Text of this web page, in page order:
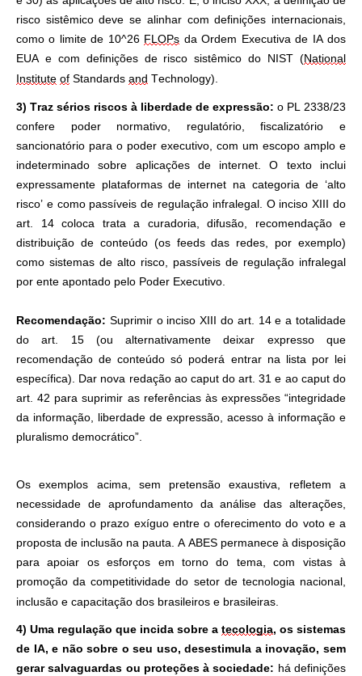
risco sistêmico deve se alinhar com definições internacionais,
como o limite de 10^26 FLOPs da Ordem Executiva de IA dos
EUA e com definições de risco sistêmico do NIST (National
Institute of Standards and Technology).
3) Traz sérios riscos à liberdade de expressão: o PL 2338/23
confere poder normativo, regulatório, fiscalizatório e
sancionatório para o poder executivo, com um escopo amplo e
indeterminado sobre aplicações de internet. O texto inclui
expressamente plataformas de internet na categoria de ‘alto
risco’ e como passíveis de regulação infralegal. O inciso XIII do
art. 14 coloca trata a curadoria, difusão, recomendação e
distribuição de conteúdo (os feeds das redes, por exemplo)
como sistemas de alto risco, passíveis de regulação infralegal
por ente apontado pelo Poder Executivo.
Recomendação: Suprimir o inciso XIII do art. 14 e a totalidade
do art. 15 (ou alternativamente deixar expresso que
recomendação de conteúdo só poderá entrar na lista por lei
específica). Dar nova redação ao caput do art. 31 e ao caput do
art. 42 para suprimir as referências às expressões “integridade
da informação, liberdade de expressão, acesso à informação e
pluralismo democrático”.
Os exemplos acima, sem pretensão exaustiva, refletem a
necessidade de aprofundamento da análise das alterações,
considerando o prazo exíguo entre o oferecimento do voto e a
proposta de inclusão na pauta. A ABES permanece à disposição
para apoiar os esforços em torno do tema, com vistas à
promoção da competitividade do setor de tecnologia nacional,
inclusão e capacitação dos brasileiros e brasileiras.
4) Uma regulação que incida sobre a tecologia, os sistemas
de IA, e não sobre o seu uso, desestimula a inovação, sem
gerar salvaguardas ou proteções à sociedade: há definições